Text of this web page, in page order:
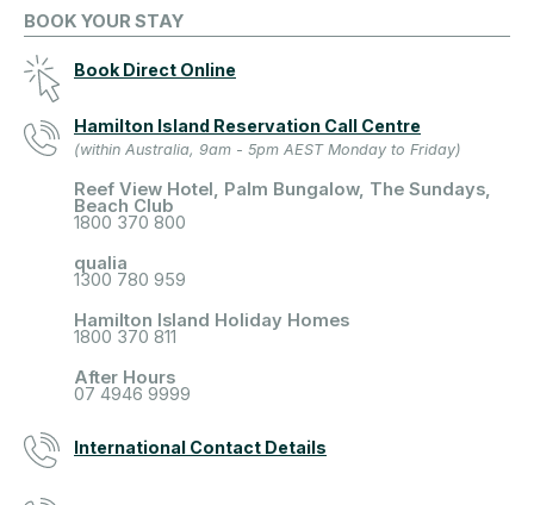
BOOK YOUR STAY
Book Direct Online
Hamilton Island Reservation Call Centre
(within Australia, 9am - 5pm AEST Monday to Friday)
Reef View Hotel, Palm Bungalow, The Sundays,
Beach Club
1800 370 800
qualia
1300 780 959
Hamilton Island Holiday Homes
1800 370 811
After Hours
07 4946 9999
International Contact Details